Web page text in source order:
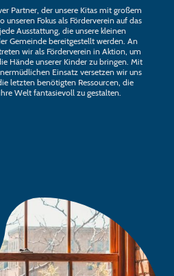
Partner, der unsere Kitas mit großem
unseren Fokus als Förderverein auf das
Ausstattung, die unsere kleinen
Gemeinde bereitgestellt werden. An
wir als Förderverein in Aktion, um
Hände unserer Kinder zu bringen. Mit
Einsatz versetzen wir uns
letzten benötigten Ressourcen, die
Welt fantasievoll zu gestalten.